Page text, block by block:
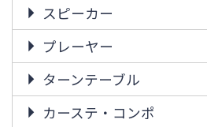
スピーカー
プレーヤー
ターンテーブル
カーステ・コンポ